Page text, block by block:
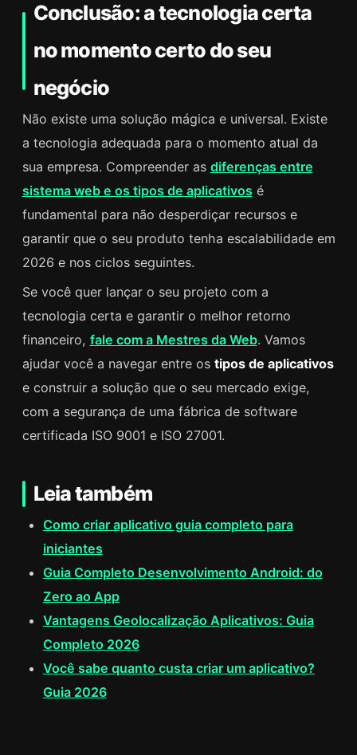
Conclusão: a tecnologia certa
no momento certo do seu
negócio
Não existe uma solução mágica e universal. Existe
a tecnologia adequada para o momento atual da
sua empresa. Compreender as diferenças entre
sistema web e os tipos de aplicativosé
fundamental para não desperdiçar recursos e
garantir que o seu produto tenha escalabilidade em
2026 e nos ciclos seguintes.
Se você quer lançar o seu projeto com a
tecnologia certa e garantir o melhor retorno
financeiro, fale com a Mestres da Web. Vamos
ajudar você a navegar entre os tipos de aplicativos
e construir a solução que o seu mercado exige,
com a segurança de uma fábrica de software
certificada ISO 9001 e ISO 27001.
Leia também
Como criar aplicativo guia completo para
iniciantes
Guia Completo Desenvolvimento Android: do
Zero ao App
Vantagens Geolocalização Aplicativos: Guia
Completo 2026
Você sabe quanto custa criar um aplicativo?
Guia 2026